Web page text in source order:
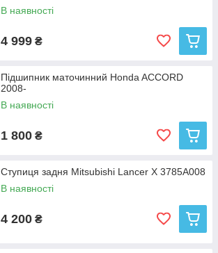
В наявності
4 999 ₴
Підшипник маточинний Honda ACCORD
2008-
В наявності
1 800 ₴
Ступиця задня Mitsubishi Lancer X 3785A008
В наявності
4 200 ₴